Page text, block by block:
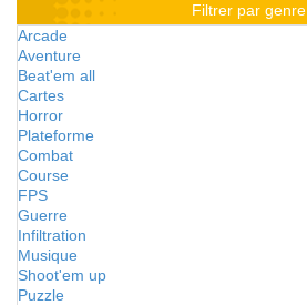
Filtrer par genre
Arcade
Aventure
Beat'em all
Cartes
Horror
Plateforme
Combat
Course
FPS
Guerre
Infiltration
Musique
Shoot'em up
Puzzle